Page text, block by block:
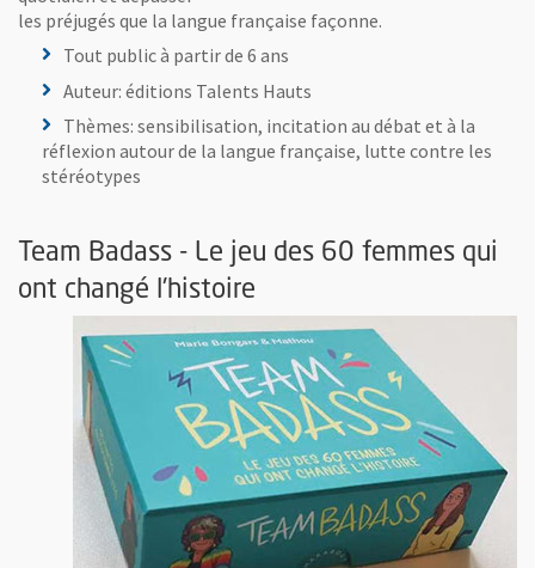
les préjugés que la langue française façonne.
Tout public à partir de 6 ans
Auteur: éditions Talents Hauts
Thèmes: sensibilisation, incitation au débat et à la
réflexion autour de la langue française, lutte contre les
stéréotypes
Team Badass - Le jeu des 60 femmes qui
ont changé l'histoire